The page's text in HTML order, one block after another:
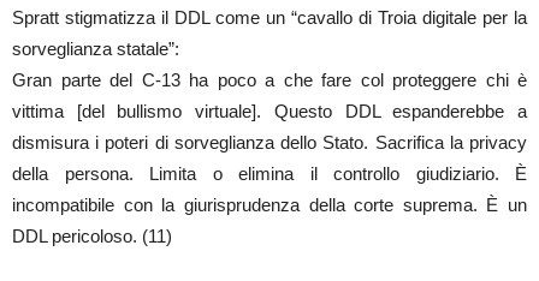
Spratt stigmatizza il DDL come un “cavallo di Troia digitale per la
sorveglianza statale”:
Gran parte del C-13 ha poco a che fare col proteggere chi è
vittima [del bullismo virtuale]. Questo DDL espanderebbe a
dismisura i poteri di sorveglianza dello Stato. Sacrifica la privacy
della persona. Limita o elimina il controllo giudiziario. È
incompatibile con la giurisprudenza della corte suprema. È un
DDL pericoloso. (11)